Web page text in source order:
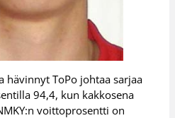
hävinnyt ToPo johtaa sarjaa
94,4, kun kakkosena
voittoprosentti on